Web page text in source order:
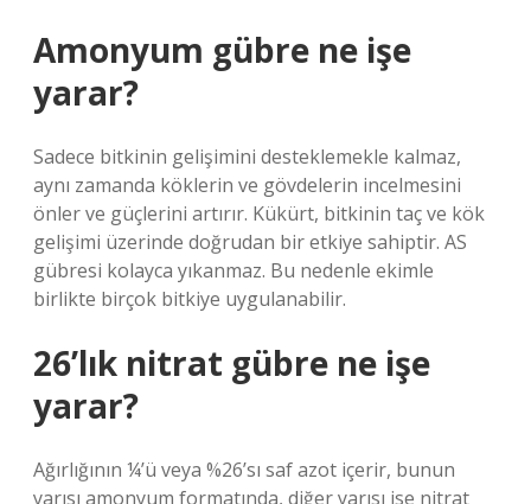
Amonyum gübre ne işe
yarar?
Sadece bitkinin gelişimini desteklemekle kalmaz,
aynı zamanda köklerin ve gövdelerin incelmesini
önler ve güçlerini artırır. Kükürt, bitkinin taç ve kök
gelişimi üzerinde doğrudan bir etkiye sahiptir. AS
gübresi kolayca yıkanmaz. Bu nedenle ekimle
birlikte birçok bitkiye uygulanabilir.
26’lık nitrat gübre ne işe
yarar?
Ağırlığının ¼’ü veya %26’sı saf azot içerir, bunun
yarısı amonyum formatında, diğer yarısı ise nitrat